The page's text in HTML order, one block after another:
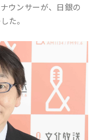
ウンサーが、 日銀の
た。